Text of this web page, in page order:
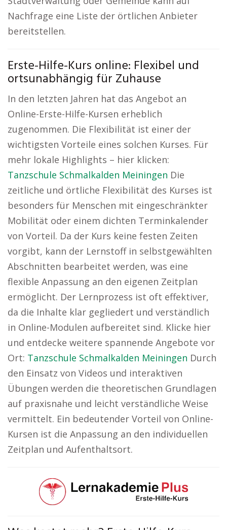
Nachfrage eine Liste der örtlichen Anbieter
bereitstellen.
Erste-Hilfe-Kurs online: Flexibel und
ortsunabhängig für Zuhause
In den letzten Jahren hat das Angebot an
Online-Erste-Hilfe-Kursen erheblich
zugenommen. Die Flexibilität ist einer der
wichtigsten Vorteile eines solchen Kurses. Für
mehr lokale Highlights – hier klicken:
Tanzschule Schmalkalden Meiningen Die
zeitliche und örtliche Flexibilität des Kurses ist
besonders für Menschen mit eingeschränkter
Mobilität oder einem dichten Terminkalender
von Vorteil. Da der Kurs keine festen Zeiten
vorgibt, kann der Lernstoff in selbstgewählten
Abschnitten bearbeitet werden, was eine
flexible Anpassung an den eigenen Zeitplan
ermöglicht. Der Lernprozess ist oft effektiver,
da die Inhalte klar gegliedert und verständlich
in Online-Modulen aufbereitet sind. Klicke hier
und entdecke weitere spannende Angebote vor
Ort: Tanzschule Schmalkalden Meiningen Durch
den Einsatz von Videos und interaktiven
Übungen werden die theoretischen Grundlagen
auf praxisnahe und leicht verständliche Weise
vermittelt. Ein bedeutender Vorteil von Online-
Kursen ist die Anpassung an den individuellen
Zeitplan und Aufenthaltsort.